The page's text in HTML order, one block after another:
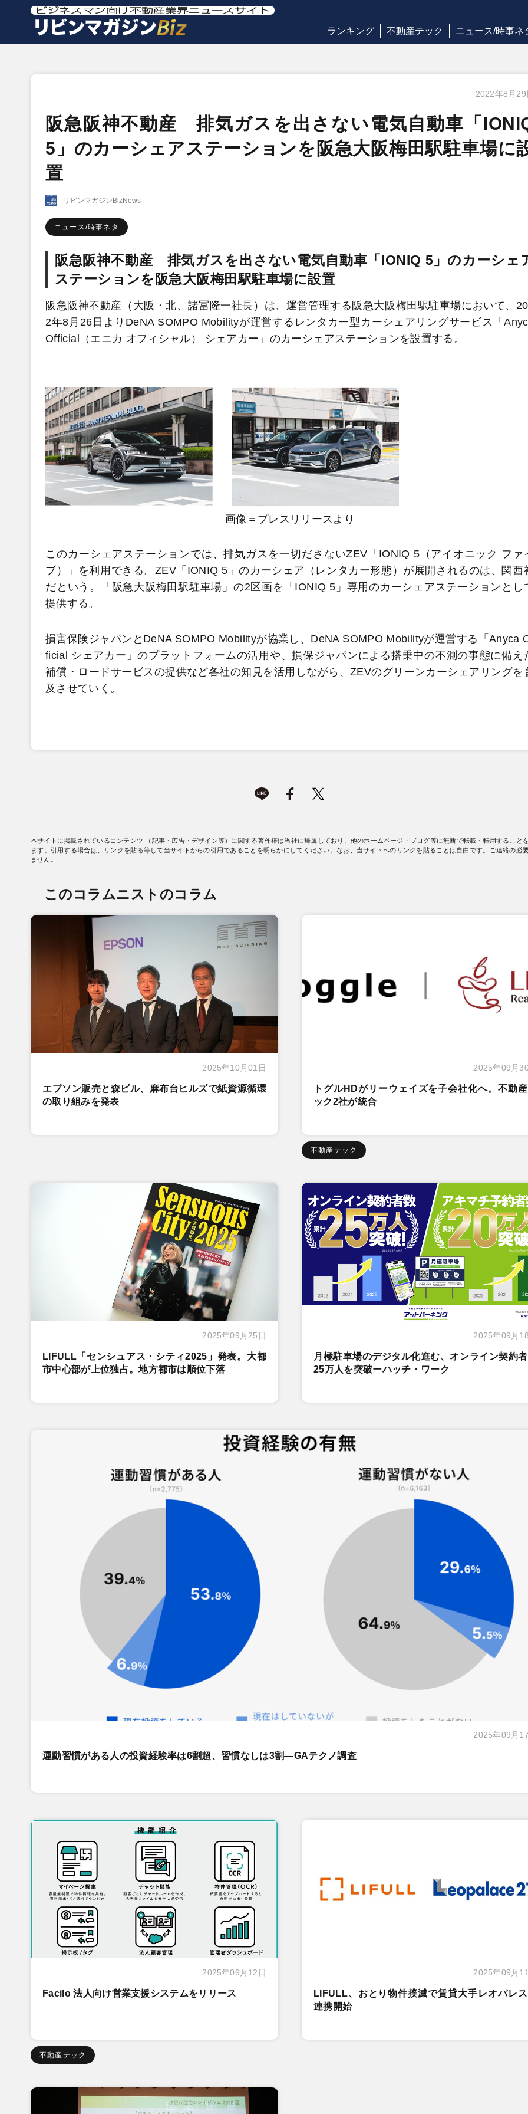
ランキング 不動産テック ニュース/時事ネ
2022年8月29
阪急阪神不動産 排気ガスを出さない電気自動車「
5」のカーシェアステーションを阪急大阪梅田駅駐車場に
置
リビンマガジンBizNews
ニュース/時事ネタ
阪急阪神不動産 排気ガスを出さない電気自動車「IONIQ 5」のカーシェ
ステーションを阪急大阪梅田駅駐車場に設置
阪急阪神不動産（大阪・北、諸冨隆一社長）は、運営管理する阪急大阪梅田駅駐車場において、
2年8月26日よりDeNA SOMPO Mobilityが運営するレンタカー型カーシェアリングサービス「
Official（エニカ オフィシャル） シェアカー」のカーシェアステーションを設置する。
画像＝プレスリリースより
このカーシェアステーションでは、排気ガスを一切ださないZEV「IONIQ 5（アイオニック ファ
ブ）」を利用できる。ZEV「IONIQ 5」のカーシェア（レンタカー形態）が展開されるのは、関西
だという。「阪急大阪梅田駅駐車場」の2区画を「IONIQ 5」専用のカーシェアステーションとし
提供する。
損害保険ジャパンとDeNA SOMPO Mobilityが協業し、DeNA SOMPO Mobilityが運営する「Anyca
ficial シェアカー」のプラットフォームの活用や、損保ジャパンによる搭乗中の不測の事態に備え
補償・ロードサービスの提供など各社の知見を活用しながら、ZEVのグリーンカーシェアリングを
及させていく。
本サイトに掲載されているコンテンツ （記事・広告・デザイン等）に関する著作権は当社に帰属しており、他のホームページ・ブログ等に無断で転載・転用すること
ます。引用する場合は、リンクを貼る等して当サイトからの引用であることを明らかにしてください。なお、当サイトへのリンクを貼ることは自由です。ご連絡の必
ません。
このコラムニストのコラム
2025年10月01日
エプソン販売と森ビル、麻布台ヒルズで紙資源循環
の取り組みを発表
2025年09月
トグルHDがリーウェイズを子会社化へ。不動
ック2社が統合
不動産テック
2025年09月25日
LIFULL「センシュアス・シティ2025」発表。大都
市中心部が上位独占。地方都市は順位下落
2025年09月
月極駐車場のデジタル化進む、オンライン契約
25万人を突破ーハッチ・ワーク
2025年09月
運動習慣がある人の投資経験率は6割超、習慣なしは3割―GAテクノ調査
2025年09月12日
Facilo 法人向け営業支援システムをリリース
不動産テック
2025年09月
LIFULL、おとり物件撲滅で賃貸大手レオパレ
連携開始